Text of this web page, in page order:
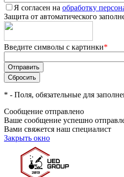
Я согласен на обработку
Защита от автоматического
Введите символы с картинки*
* - Поля, обязательные для
Сообщение отправлено
Ваше сообщение успешно
Вами свяжется наш специалист
Закрыть окно